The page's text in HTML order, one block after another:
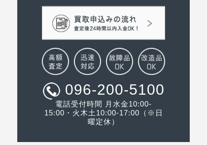
096-200-5100
電話受付時間 月水金10:00-
15:00・火木土10:00-17:00（※日
曜定休）